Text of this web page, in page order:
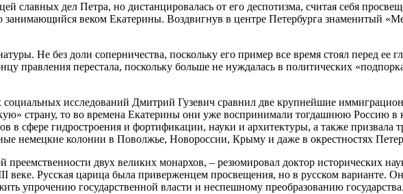
славных дел Петра, но дистанцировалась от его деспотизма, считая себя
занимающийся веком Екатерины. Воздвигнув в центре Петербурга знаменитый
Не без доли соперничества, поскольку его пример все время стоял перед ее
правления перестала, поскольку больше не нуждалась в политических
исследований Дмитрий Гузевич сравнил две крупнейшие
страну, то во времена Екатерины они уже воспринимали тогдашнюю Россию в
в сфере гидростроения и фортификации, науки и архитектуры, а также призвала
немецкие колонии в Поволжье, Новороссии, Крыму и даже в окрестностях
двух великих монархов, – резюмировал доктор исторических
веке. Русская царица была приверженцем просвещения, но в русском варианте.
упрочению государственной власти и неспешному преобразованию государства.